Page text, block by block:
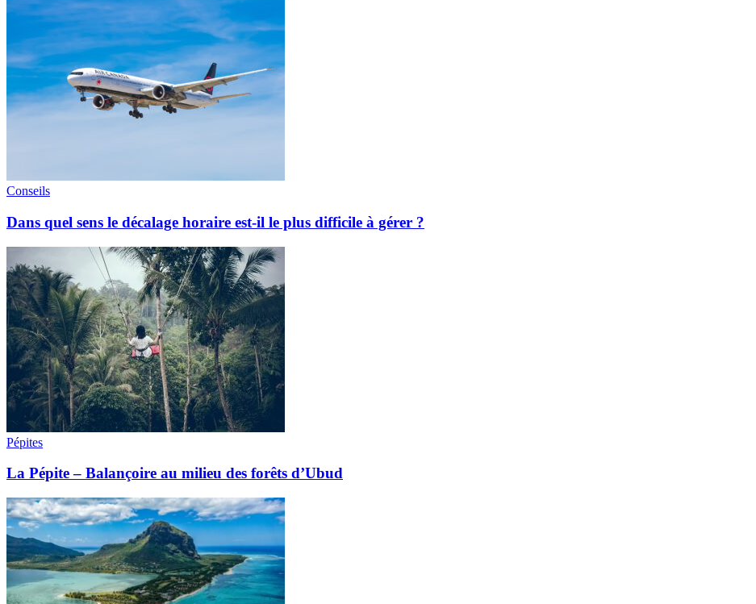
Conseils
Dans quel sens le décalage horaire est-il le plus difficile à gérer ?
Pépites
La Pépite – Balançoire au milieu des forêts d’Ubud